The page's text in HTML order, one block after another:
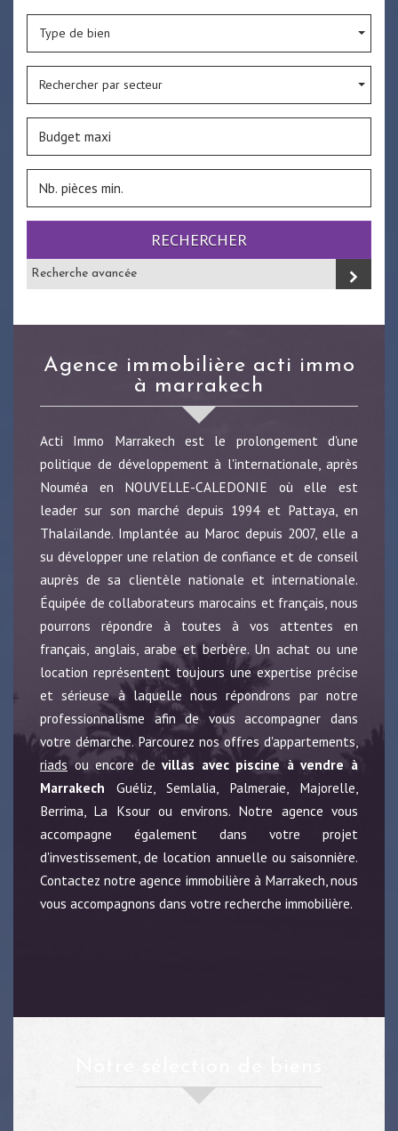
Type de bien
Rechercher par secteur
RECHERCHER
Recherche avancée
agence immobilière acti immo
à marrakech
Acti Immo Marrakech est le prolongement d'une
politique de développement à l'internationale, après
Nouméa en NOUVELLE-CALEDONIE où elle est
leader sur son marché depuis 1994 et Pattaya, en
Thalaïlande. Implantée au Maroc depuis 2007, elle a
su développer une relation de confiance et de conseil
auprès de sa clientèle nationale et internationale.
Équipée de collaborateurs marocains et français, nous
pourrons répondre à toutes à vos attentes en
français, anglais, arabe et berbère. Un achat ou une
location représentent toujours une expertise précise
et sérieuse à laquelle nous répondrons par notre
professionnalisme afin de vous accompagner dans
votre démarche. Parcourez nos offres d'appartements,
riads ou encore devillas avec piscine à vendre à
Marrakech Guéliz, Semlalia, Palmeraie, Majorelle,
Berrima, La Ksour ou environs. Notre agence vous
accompagne également dans votre projet
d'investissement, de location annuelle ou saisonnière.
Contactez notre agence immobilière à Marrakech, nous
vous accompagnons dans votre recherche immobilière.